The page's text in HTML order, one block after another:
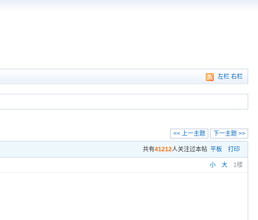
左栏 右栏
下一主题 >>
<< 上一主题
共有41212人关注过本帖 平板 打印
小 大 1楼